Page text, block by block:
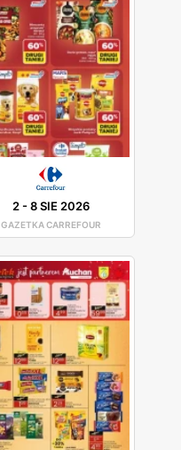
2-8 SIE 2026
GAZETKA CARREFOUR